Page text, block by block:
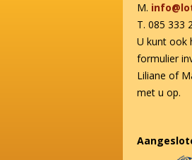
M.
T. 085 333
U kunt ook
formulier
Liliane of
met u op.